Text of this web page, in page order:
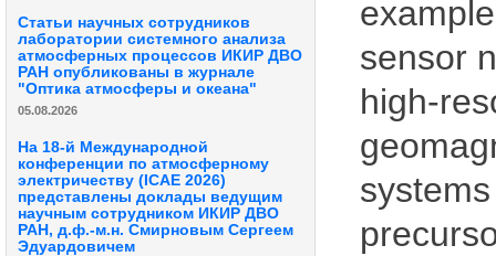
Статьи научных сотрудников
лаборатории системного анализа
атмосферных процессов ИКИР ДВО
РАН опубликованы в журнале
"Оптика атмосферы и океана"
05.08.2026
На 18-й Международной
конференции по атмосферному
электричеству (ICAE 2026)
представлены доклады ведущим
научным сотрудником ИКИР ДВО
РАН, д.ф.-м.н. Смирновым Сергеем
Эдуардовичем
sensor
high-